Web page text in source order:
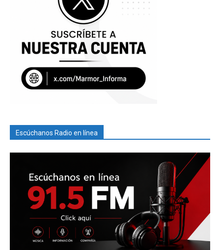
Escúchanos Radio en línea